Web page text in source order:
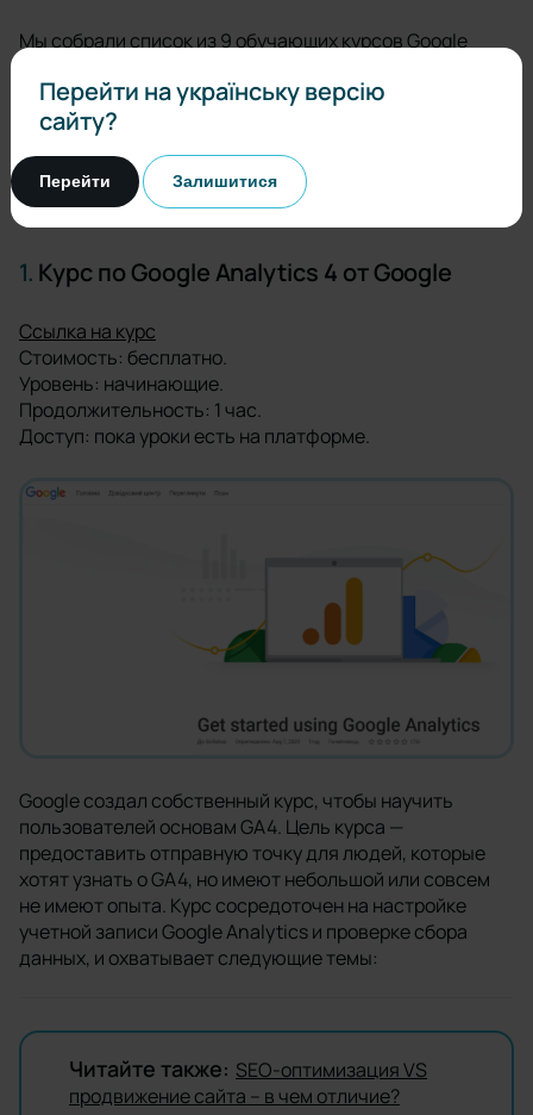
Мы собрали список из 9 обучающих курсов Google
на бесплатной или платной основе. Формат обучения —
онлайн. Язык преподавания — английский или
цены.
1. Курс по Google Analytics 4 от Google
Ссылка на курс
Стоимость: бесплатно.
Уровень: начинающие.
Продолжительность: 1 час.
Доступ: пока уроки есть на платформе.
Google создал собственный курс, чтобы научить
пользователей основам GA4. Цель курса —
предоставить отправную точку для людей, которые
хотят узнать о GA4, но имеют небольшой или совсем
не имеют опыта. Курс сосредоточен на настройке
учетной записи Google Analytics и проверке сбора
данных, и охватывает следующие темы:
Читайте также: SEO-оптимизация VS
продвижение сайта – в чем отличие?
Перейти на українську версію
сайту?
Перейти Залишитися